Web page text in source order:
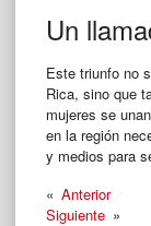
Un
Este triunfo no
Rica, sino que
mujeres se
en la región
y medios para
« Anterior
Siguiente »